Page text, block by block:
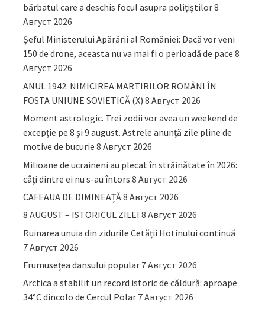
bărbatul care a deschis focul asupra polițiștilor8
Август 2026
Șeful Ministerului Apărării al României: Dacă vor veni
150 de drone, aceasta nu va mai fi o perioadă de pace 8
Август 2026
ANUL 1942. NIMICIREA MARTIRILOR ROMÂNI ÎN
FOSTA UNIUNE SOVIETICĂ (X) 8 Август 2026
Moment astrologic. Trei zodii vor avea un weekend de
excepție pe 8 și 9 august. Astrele anunță zile pline de
motive de bucurie 8 Август 2026
Milioane de ucraineni au plecat în străinătate în 2026:
câți dintre ei nu s-au întors 8 Август 2026
CAFEAUA DE DIMINEAȚĂ8 Август 2026
8 AUGUST – ISTORICUL ZILEI 8 Август 2026
Ruinarea unuia din zidurile Cetății Hotinului continuă
7 Август 2026
Frumusețea dansului popular 7 Август 2026
Arctica a stabilit un record istoric de căldură: aproape
34°C dincolo de Cercul Polar 7 Август 2026